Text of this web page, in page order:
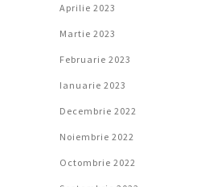
Aprilie 2023
Martie 2023
Februarie 2023
Ianuarie 2023
Decembrie 2022
Noiembrie 2022
Octombrie 2022